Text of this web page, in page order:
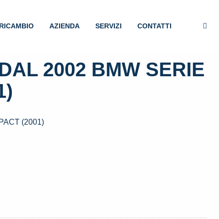
AZIENDA SERVIZI CONTATTI
2002 BMW SERIE
(2001)